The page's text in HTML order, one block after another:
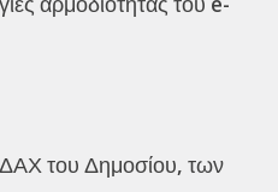
του Δημοσίου, των